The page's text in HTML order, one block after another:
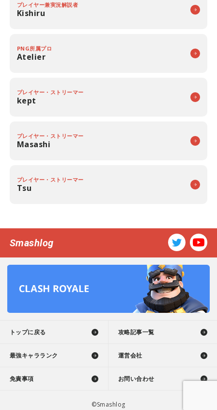
プレイヤー兼実況解説者
Kishiru
PNG所属プロ
Atelier
プレイヤー・ストリーマー
kept
プレイヤー・ストリーマー
Masashi
プレイヤー・ストリーマー
Tsu
Smashlog
トップに戻る 攻略記事一覧
最強キャラランク 運営会社
免責事項 お問い合わせ
©Smashlog